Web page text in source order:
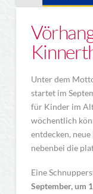
Unter dem
startet im
für Kinder im
wöchentlich
entdecken,
nebenbei die
Eine
September, um